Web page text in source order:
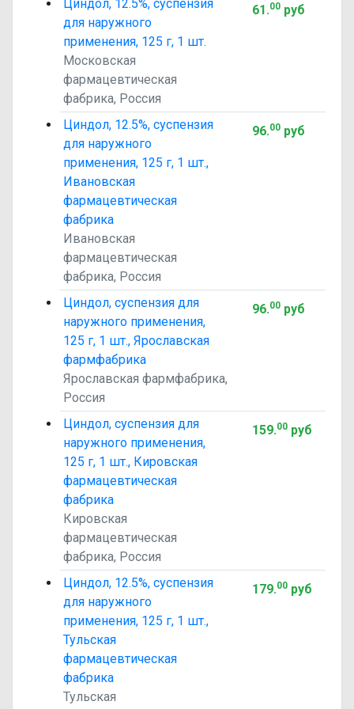
Циндол, 12.5%, суспензия
для наружного
применения, 125 г, 1 шт.
Московская
фармацевтическая
фабрика, Россия
61.00руб
Циндол, 12.5%, суспензия
для наружного
применения, 125 г, 1 шт.,
Ивановская
фармацевтическая
фабрика
Ивановская
фармацевтическая
фабрика, Россия
96.00руб
Циндол, суспензия для
наружного применения,
125 г, 1 шт., Ярославская
фармфабрика
Ярославская фармфабрика,
Россия
96.00руб
Циндол, суспензия для
наружного применения,
125 г, 1 шт., Кировская
фармацевтическая
фабрика
Кировская
фармацевтическая
фабрика, Россия
159.00руб
Циндол, 12.5%, суспензия
для наружного
применения, 125 г, 1 шт.,
Тульская
фармацевтическая
фабрика
Тульская
179.00руб